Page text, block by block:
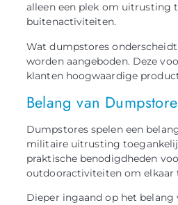
alleen een plek om uitrusting
buitenactiviteiten.
Wat dumpstores
worden aangeboden. Deze
klanten hoogwaardige
Belang van
Dumpstores spelen een
militaire uitrusting
praktische benodigdheden
outdooractiviteiten om elkaar
Dieper ingaand op het belang